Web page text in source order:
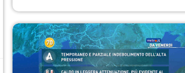
giorni, compresa la settimana di
Ferragosto